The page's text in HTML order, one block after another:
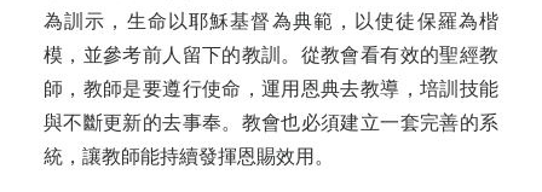
為訓示，生命以耶穌基督為典範，以使徒保羅為楷
模，並參考前人留下的教訓。 從教會看有效的聖經教
師，教師是要遵行使命，運用恩典去教導，培訓技能
與不斷更新的去事奉。教會也必須建立一套完善的系
統，讓教師能持續發揮恩賜效用。